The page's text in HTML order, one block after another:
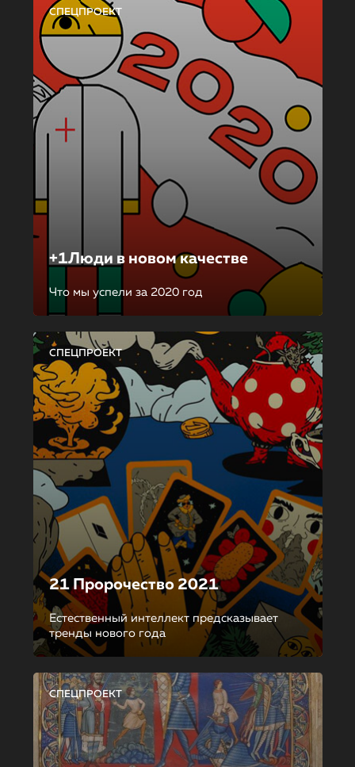
СПЕЦПРОЕКТ
+1Люди в новом качестве
Что мы успели за 2020 год
СПЕЦПРОЕКТ
21 Пророчество 2021
Естественный интеллект предсказывает
тренды нового года
СПЕЦПРОЕКТ